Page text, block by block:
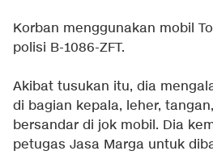
Korban menggunakan mobil
polisi B-1086-ZFT.
Akibat tusukan itu, dia
di bagian kepala, leher,
bersandar di jok mobil. Dia
petugas Jasa Marga untuk